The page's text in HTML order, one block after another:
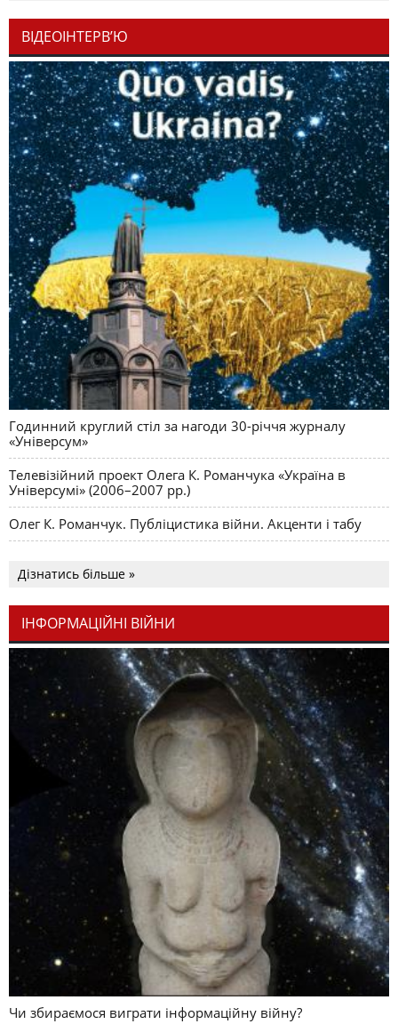
ВІДЕОІНТЕРВ’Ю
Годинний круглий стіл за нагоди 30-річчя журналу
«Універсум»
Телевізійний проект Олега К. Романчука «Україна в
Універсумі» (2006–2007 рр.)
Олег К. Романчук. Публіцистика війни. Акценти і табу
Дізнатись більше »
ІНФОРМАЦІЙНІ ВІЙНИ
Чи збираємося виграти інформаційну війну?